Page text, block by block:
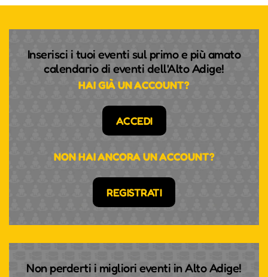
Inserisci i tuoi eventi sul primo e più amato
calendario di eventi dell'Alto Adige!
HAI GIÀ UN ACCOUNT?
ACCEDI
NON HAI ANCORA UN ACCOUNT?
REGISTRATI
Non perderti i migliori eventi in Alto Adige!